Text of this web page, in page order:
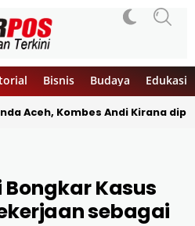
Bisnis Budaya Edukasi
Aceh, Kombes Andi Kirana
Kasus
sebagai